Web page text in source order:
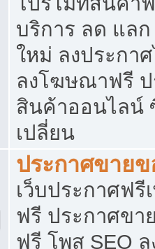
บริการ ลด แล
ใหม่ ลงประกา
ลงโฆษณาฟรี
สินค้าออนไลน์
เปลี่ยน
ประกาศขายข
เว็บประกาศฟรี
ฟรี ประกาศขา
ฟรี โพส SEO